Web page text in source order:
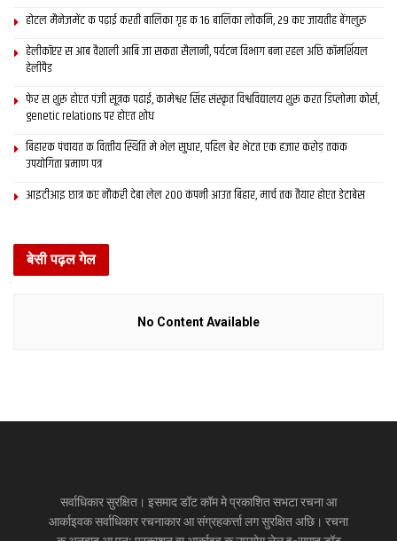
होटल मैनेजमेंट क पढ़ाई करती बालिका गृह क 16 बालिका लोकनि, 29 कए जायतीह बेंगलुरु
हेलीकॉप्टर स आब वैशाली आबि जा सकता सैलानी, पर्यटन विभाग बना रहल अछि कॉमर्शियल
हेलीपैड
फेर स शुरू होएत पंजी सूत्रक पढाई, कामेश्वर सिंह संस्कृत विश्वविद्यालय शुरू करत डिप्लोमा कोर्स,
genetic relations पर होएत शोध
बिहारक पंचायत क वित्‍तीय स्थिति मे भेल सुधार, पहिल बेर भेटत एक हजार करोड़ तकक
उपयोगिता प्रमाण पत्र
आइटीआइ छात्र कए नौकरी देबा लेल 200 कंपनी आउत बिहार, मार्च तक तैयार होएत डेटाबेस
बेसी पढ़ल गेल
No Content Available
सर्वाधिकार सुरक्षित। इसमाद डॉट कॉम मे प्रकाशित सभटा रचना आ
आर्काइवक सर्वाधिकार रचनाकार आ संग्रहकर्त्ता लग सुरक्षित अछि। रचना